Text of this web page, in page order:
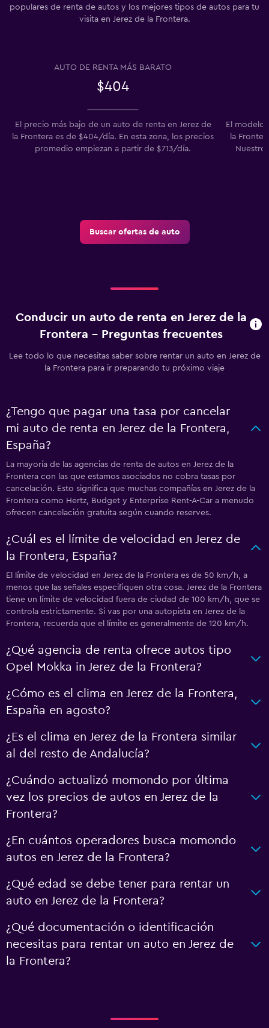
populares de renta de autos y los mejores tipos de autos para tu
visita en Jerez de la Frontera.
AUTO DE RENTA MÁS BARATO
$404
El precio más bajo de un auto de renta en Jerez de
la Frontera es de $404/día. En esta zona, los precios
promedio empiezan a partir de $713/día.
El modelo
la
Buscar ofertas de auto
Conducir un auto de renta en Jerez de la
Frontera - Preguntas frecuentes
Lee todo lo que necesitas saber sobre rentar un auto en Jerez de
la Frontera para ir preparando tu próximo viaje
¿Tengo que pagar una tasa por cancelar
mi auto de renta en Jerez de la Frontera,
España?
La mayoría de las agencias de renta de autos en Jerez de la
Frontera con las que estamos asociados no cobra tasas por
cancelación. Esto significa que muchas compañías en Jerez de la
Frontera como Hertz, Budget y Enterprise Rent-A-Car a menudo
ofrecen cancelación gratuita según cuando reserves.
¿Cuál es el límite de velocidad en Jerez de
la Frontera, España?
El límite de velocidad en Jerez de la Frontera es de 50 km/h, a
menos que las señales especifiquen otra cosa. Jerez de la Frontera
tiene un límite de velocidad fuera de ciudad de 100 km/h, que se
controla estrictamente. Si vas por una autopista en Jerez de la
Frontera, recuerda que el límite es generalmente de 120 km/h.
¿Qué agencia de renta ofrece autos tipo
Opel Mokka in Jerez de la Frontera?
¿Cómo es el clima en Jerez de la Frontera,
España en agosto?
¿Es el clima en Jerez de la Frontera similar
al del resto de Andalucía?
¿Cuándo actualizó momondo por última
vez los precios de autos en Jerez de la
Frontera?
¿En cuántos operadores busca momondo
autos en Jerez de la Frontera?
¿Qué edad se debe tener para rentar un
auto en Jerez de la Frontera?
¿Qué documentación o identificación
necesitas para rentar un auto en Jerez de
la Frontera?